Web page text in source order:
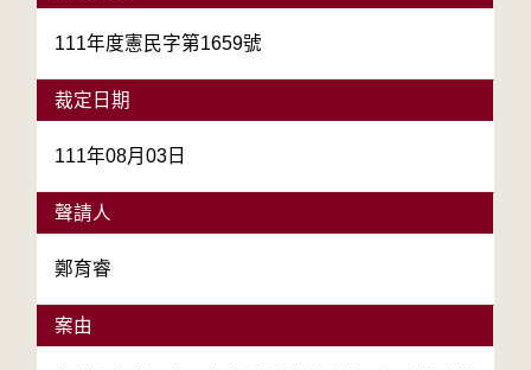
111年度憲民字第1659號
裁定日期
111年08月03日
聲請人
鄭育睿
案由